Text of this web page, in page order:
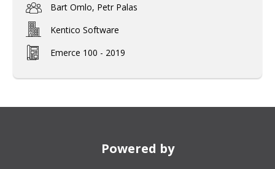
Bart Omlo, Petr Palas
Kentico Software
Emerce 100 - 2019
Powered by